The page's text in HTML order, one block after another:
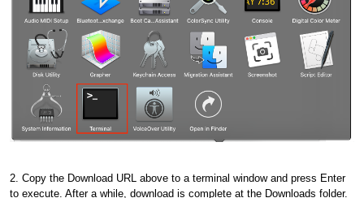
2. Copy the Download URL above to a terminal window and press Enter
to execute. After a while, download is complete at the Downloads folder.